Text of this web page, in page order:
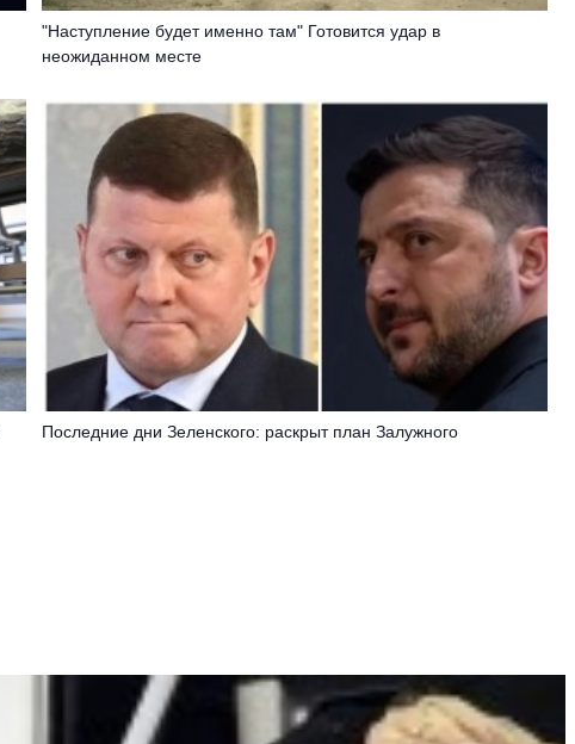
"Наступление будет именно там" Готовится удар в
неожиданном месте
Последние дни Зеленского: раскрыт план Залужного